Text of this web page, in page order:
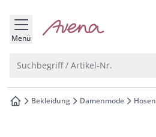
springen
springen
springen
springen
Menü zur Startseite
Suchbegriff / Artikel-Nr.
zur Startseite
Bekleidung Damenmode Hosen